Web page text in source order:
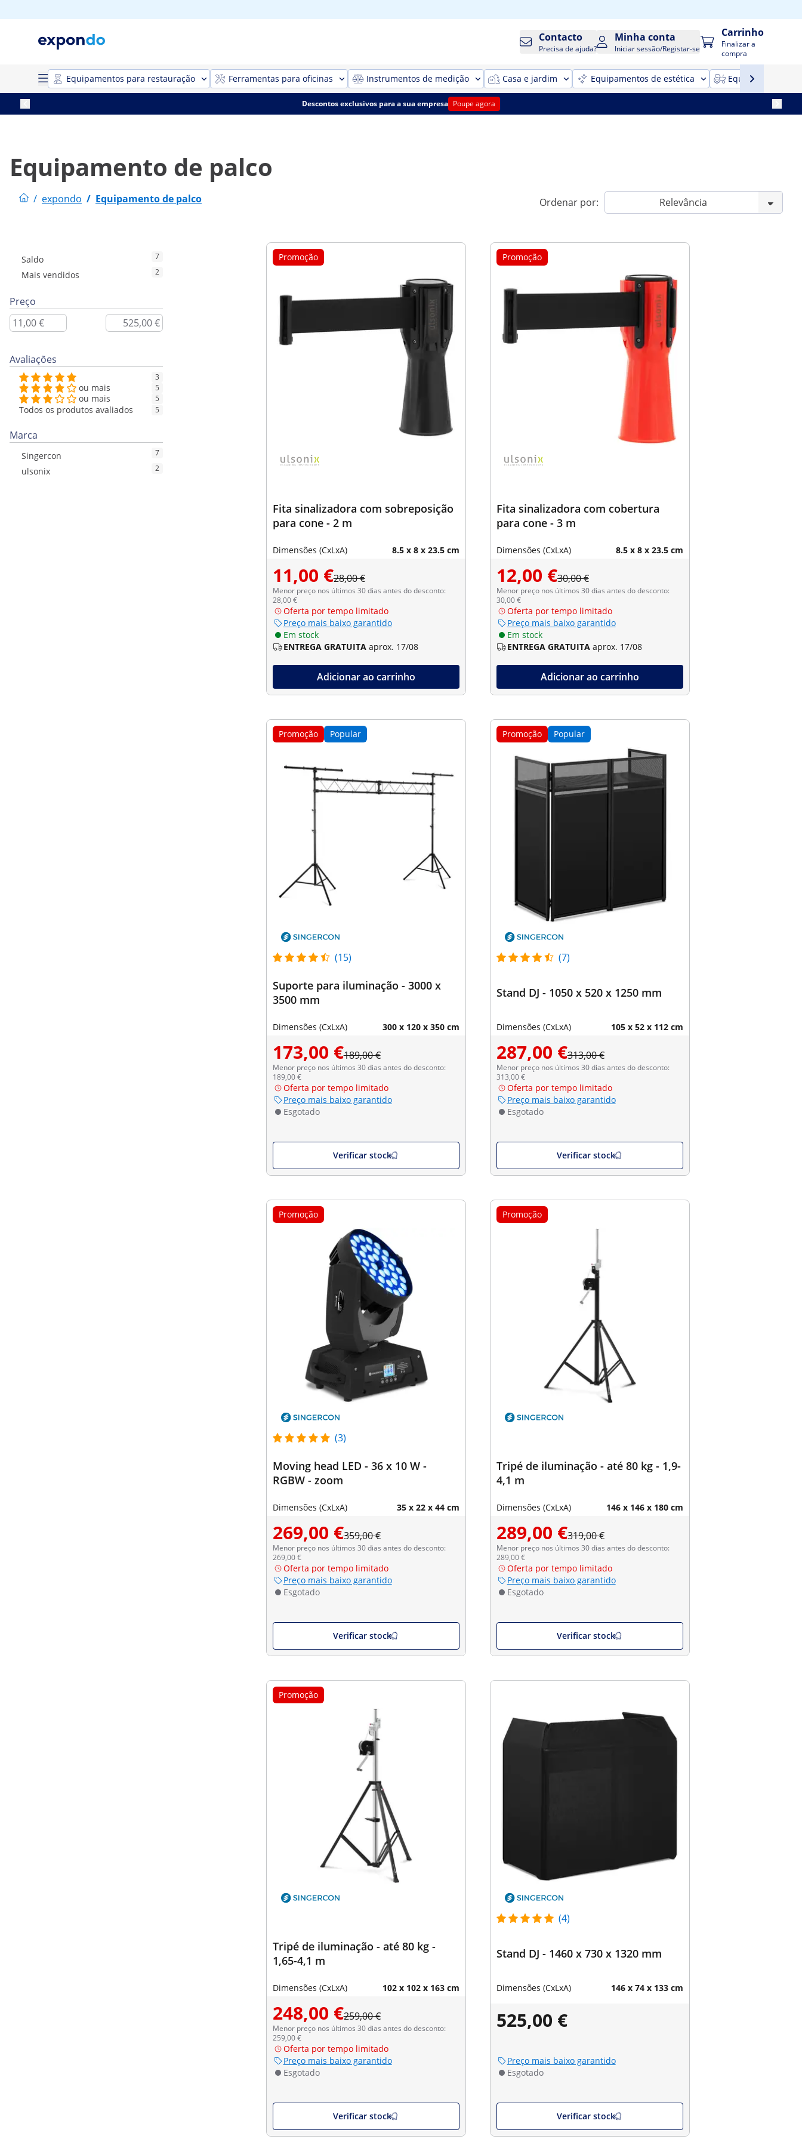
Contacto
Precisa de ajuda?
Minha conta
Iniciar sessão/Registar-se
Carrinho
Finalizar a
compra
Equipamentos para restauração Ferramentas para oficinas Instrumentos de medição Casa e jardim Equipamentos de estética Equipamentos
Descontos exclusivos para a sua empresa Poupe agora
Equipamento de palco
/ expondo / Equipamento de palco Ordenar por:
Saldo 7
Mais vendidos 2
Preço
Avaliações
3
ou mais 5
ou mais 5
Todos os produtos avaliados 5
Marca
Singercon 7
ulsonix 2
Promoção
Fita sinalizadora com sobreposição
para cone - 2 m
Dimensões (CxLxA) 8.5 x 8 x 23.5 cm
11,00 €28,00 €
Menor preço nos últimos 30 dias antes do desconto:
28,00 €
Oferta por tempo limitado
Preço mais baixo garantido
Em stock
ENTREGA GRATUITA aprox. 17/08
Adicionar ao carrinho
Promoção
Fita sinalizadora com cobertura
para cone - 3 m
Dimensões (CxLxA) 8.5 x 8 x 23.5 cm
12,00 €30,00 €
Menor preço nos últimos 30 dias antes do desconto:
30,00 €
Oferta por tempo limitado
Preço mais baixo garantido
Em stock
ENTREGA GRATUITA aprox. 17/08
Adicionar ao carrinho
Promoção Popular
(15)
Suporte para iluminação - 3000 x
3500 mm
Dimensões (CxLxA) 300 x 120 x 350 cm
173,00 €189,00 €
Menor preço nos últimos 30 dias antes do desconto:
189,00 €
Oferta por tempo limitado
Preço mais baixo garantido
Esgotado
Verificar stock
Promoção Popular
(7)
Stand DJ - 1050 x 520 x 1250 mm
Dimensões (CxLxA) 105 x 52 x 112 cm
287,00 €313,00 €
Menor preço nos últimos 30 dias antes do desconto:
313,00 €
Oferta por tempo limitado
Preço mais baixo garantido
Esgotado
Verificar stock
Promoção
(3)
Moving head LED - 36 x 10 W -
RGBW - zoom
Dimensões (CxLxA) 35 x 22 x 44 cm
269,00 €359,00 €
Menor preço nos últimos 30 dias antes do desconto:
269,00 €
Oferta por tempo limitado
Preço mais baixo garantido
Esgotado
Verificar stock
Promoção
Tripé de iluminação - até 80 kg - 1,9-
4,1 m
Dimensões (CxLxA) 146 x 146 x 180 cm
289,00 €319,00 €
Menor preço nos últimos 30 dias antes do desconto:
289,00 €
Oferta por tempo limitado
Preço mais baixo garantido
Esgotado
Verificar stock
Promoção
Tripé de iluminação - até 80 kg -
1,65-4,1 m
Dimensões (CxLxA) 102 x 102 x 163 cm
248,00 €259,00 €
Menor preço nos últimos 30 dias antes do desconto:
259,00 €
Oferta por tempo limitado
Preço mais baixo garantido
Esgotado
Verificar stock
(4)
Stand DJ - 1460 x 730 x 1320 mm
Dimensões (CxLxA) 146 x 74 x 133 cm
525,00 €
Preço mais baixo garantido
Esgotado
Verificar stock